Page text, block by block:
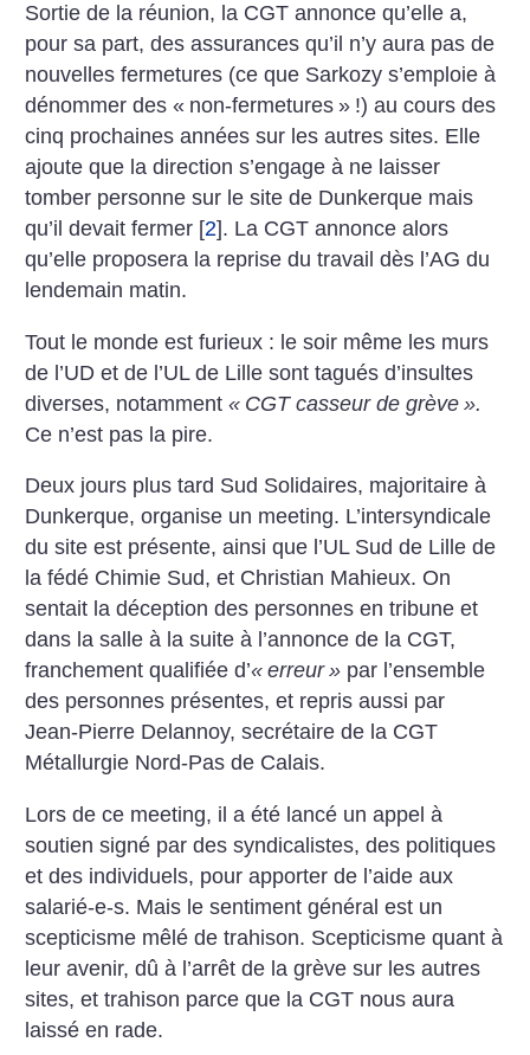
Sortie de la réunion, la CGT annonce qu’elle a,
pour sa part, des assurances qu’il n’y aura pas de
nouvelles fermetures (ce que Sarkozy s’emploie à
dénommer des « non-fermetures » !) au cours des
cinq prochaines années sur les autres sites. Elle
ajoute que la direction s’engage à ne laisser
tomber personne sur le site de Dunkerque mais
qu’il devait fermer [2]. La CGT annonce alors
qu’elle proposera la reprise du travail dès l’AG du
lendemain matin.
Tout le monde est furieux : le soir même les murs
de l’UD et de l’UL de Lille sont tagués d’insultes
diverses, notamment« CGT casseur de grève ».
Ce n’est pas la pire.
Deux jours plus tard Sud Solidaires, majoritaire à
Dunkerque, organise un meeting. L’intersyndicale
du site est présente, ainsi que l’UL Sud de Lille de
la fédé Chimie Sud, et Christian Mahieux. On
sentait la déception des personnes en tribune et
dans la salle à la suite à l’annonce de la CGT,
franchement qualifiée d’« erreur » par l’ensemble
des personnes présentes, et repris aussi par
Jean-Pierre Delannoy, secrétaire de la CGT
Métallurgie Nord-Pas de Calais.
Lors de ce meeting, il a été lancé un appel à
soutien signé par des syndicalistes, des politiques
et des individuels, pour apporter de l’aide aux
salarié-e-s. Mais le sentiment général est un
scepticisme mêlé de trahison. Scepticisme quant à
leur avenir, dû à l’arrêt de la grève sur les autres
sites, et trahison parce que la CGT nous aura
laissé en rade.